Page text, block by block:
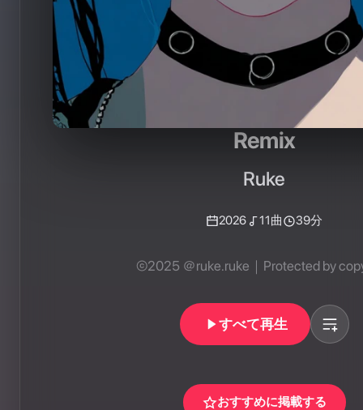
Remix
Ruke
2026 11曲 39分
©2025 ＠ruke.ruke｜Protected by
すべて再生
おすすめに掲載する